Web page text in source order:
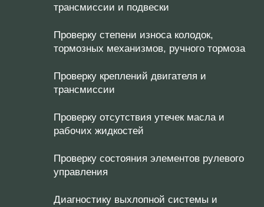
трансмиссии и подвески
Проверку степени износа колодок,
тормозных механизмов, ручного тормоза
Проверку креплений двигателя и
трансмиссии
Проверку отсутствия утечек масла и
рабочих жидкостей
Проверку состояния элементов рулевого
управления
Диагностику выхлопной системы и